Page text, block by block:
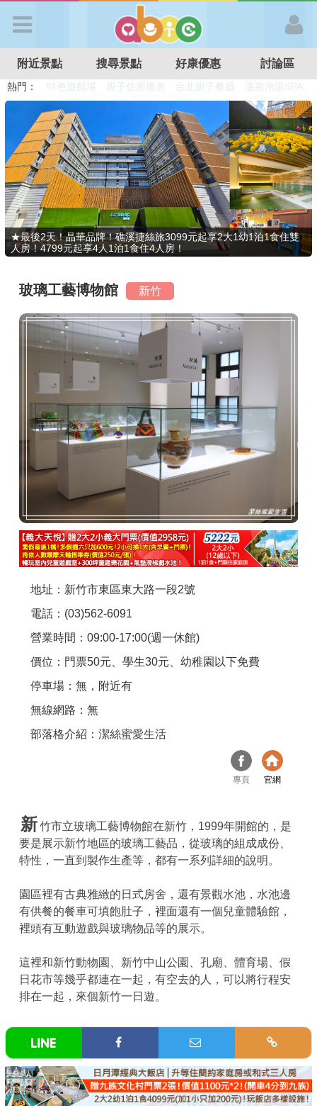
APP登入
首 頁
搜尋景點
好康優惠
最新消息
最新留言
商家合作
推薦景點
討論區
APP下載
附近景點 搜尋景點 好康優惠 討論區
熱門： 溜滑梯民宿 觀光工廠 DIY摘果
特色遊戲場
親子住房優惠 台北親子餐廳 溫泉泡湯SPA
★最後2天！晶華品牌！礁溪捷絲旅3099元起享2大1幼1泊1食住雙
人房！4799元起享4人1泊1食住4人房！
玻璃工藝博物館 新竹
地址：新竹市東區東大路一段2號
電話：(03)562-6091
營業時間：09:00-17:00(週一休館)
價位：門票50元、學生30元、幼稚園以下免費
停車場：無，附近有
無線網路：無
部落格介紹： 潔絲蜜愛生活
專頁 官網
新竹市立玻璃工藝博物館在新竹，1999年開館的，是
要是展示新竹地區的玻璃工藝品，從玻璃的組成成份、
特性，一直到製作生產等，都有一系列詳細的說明。
園區裡有古典雅緻的日式房舍，還有景觀水池，水池邊
有供餐的餐車可填飽肚子，裡面還有一個兒童體驗館，
裡頭有互動遊戲與玻璃物品等的展示。
這裡和新竹動物園、新竹中山公園、孔廟、體育場、假
日花市等幾乎都連在一起，有空去的人，可以將行程安
排在一起，來個新竹一日遊。